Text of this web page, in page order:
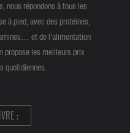
nous répondons à tous les
à pied, avec des protéines,
et de l'alimentation
propose les meilleurs prix
quotidiennes.
: